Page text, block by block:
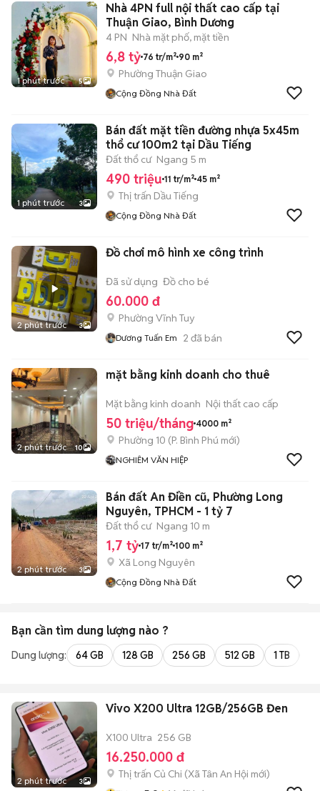
1 phút trước 5
Nhà 4PN full nội thất cao cấp tại
Thuận Giao, Bình Dương
4 PN Nhà mặt phố, mặt tiền
6,8 tỷ 76 tr/m² 90 m²
Phường Thuận Giao
Cộng Đồng Nhà Đất
1 phút trước 3
Bán đất mặt tiền đường nhựa 5x45m
thổ cư 100m2 tại Dầu Tiếng
Đất thổ cư Ngang 5 m
490 triệu 11 tr/m² 45 m²
Thị trấn Dầu Tiếng
Cộng Đồng Nhà Đất
2 phút trước 3
Đồ chơi mô hình xe công trình
Đã sử dụng Đồ cho bé
60.000 đ
Phường Vĩnh Tuy
Dương Tuấn Em 2 đã bán
2 phút trước 10
mặt bằng kinh doanh cho thuê
Mặt bằng kinh doanh Nội thất cao cấp
50 triệu/tháng 4000 m²
Phường 10 (P. Bình Phú mới)
NGHIÊM VĂN HIỆP
2 phút trước 3
Bán đất An Điền cũ, Phường Long
Nguyên, TPHCM - 1 tỷ 7
Đất thổ cư Ngang 10 m
1,7 tỷ 17 tr/m² 100 m²
Xã Long Nguyên
Cộng Đồng Nhà Đất
Bạn cần tìm dung lượng nào ?
Dung lượng: 64 GB 128 GB 256 GB 512 GB 1 TB
2 phút trước 3
Vivo X200 Ultra 12GB/256GB Đen
X100 Ultra 256 GB
16.250.000 đ
Thị trấn Củ Chi (Xã Tân An Hội mới)